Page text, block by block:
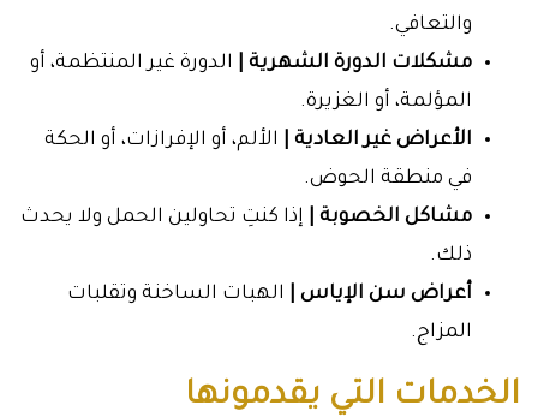
والتعافي.
مشكلات الدورة الشهرية |
الدورة غير المنتظمة، أو
المؤلمة، أو الغزيرة.
الأعراض غير العادية |
الألم، أو الإفرازات، أو الحكة
في منطقة الحوض.
مشاكل الخصوبة | إذا كنتِ تحاولين الحمل ولا يحدث
ذلك.
أعراض سن الإياس |
الهبات الساخنة وتقلبات
المزاج.
الخدمات التي يقدمونها